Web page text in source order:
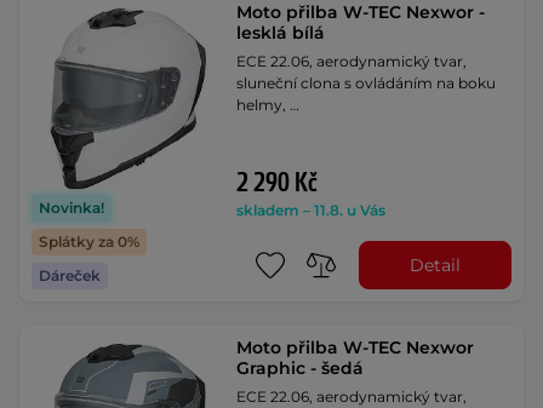
Novinka!
Splátky za 0%
Dáreček
Moto přilba W-TEC Nexwor -
lesklá bílá
ECE 22.06, aerodynamický tvar,
sluneční clona s ovládáním na boku
helmy, …
2 290 Kč
skladem – 11.8. u Vás
Detail
Moto přilba W-TEC Nexwor
Graphic - šedá
ECE 22.06, aerodynamický tvar,